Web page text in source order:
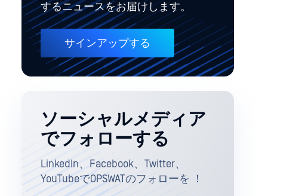
するニュースをお届けします。
サインアップする
ソーシャルメディア
でフォローする
LinkedIn、Facebook、Twitter、
YouTubeでOPSWATのフォローを ！